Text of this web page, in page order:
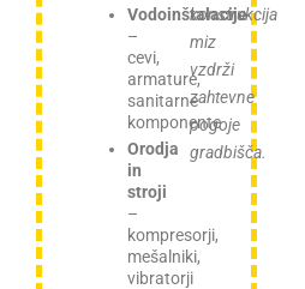
Vodoinštalacije
–
cevi,
armature,
sanitarne
komponente
Orodja
in
stroji
–
kompresorji,
mešalniki,
vibratorji
konstrukcija
miz
vzdrži
zahtevne
pogoje
gradbišča.